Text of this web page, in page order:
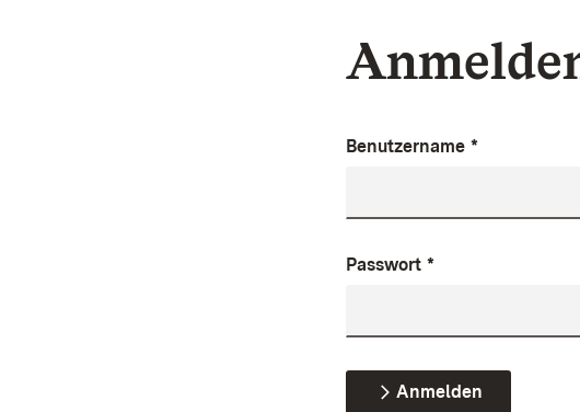
Benutzername *
Passwort *
Anmelden